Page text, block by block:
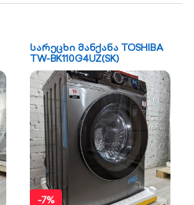
სარეცხი მანქანა TOSHIBA
TW-BK110G4UZ(SK)
-7%